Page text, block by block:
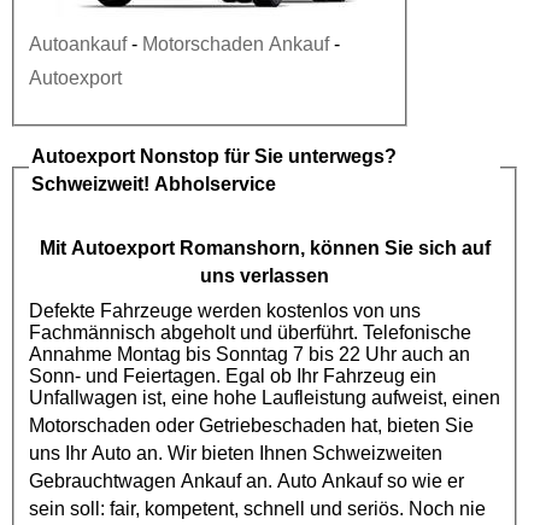
Autoankauf- Motorschaden Ankauf-
Autoexport
Autoexport Nonstop für Sie unterwegs?
Schweizweit! Abholservice
Mit AutoexportRomanshorn, können Sie sich auf
uns verlassen
Defekte Fahrzeuge werden kostenlos von uns
Fachmännisch abgeholt und überführt. Telefonische
Annahme Montag bis Sonntag 7 bis 22 Uhr auch an
Sonn- und Feiertagen. Egal ob Ihr Fahrzeug ein
Unfallwagen ist, eine hohe Laufleistung aufweist, einen
Motorschaden oder Getriebeschaden hat, bieten Sie
uns Ihr Auto an. Wir bieten Ihnen Schweizweiten
Gebrauchtwagen Ankaufan. Auto Ankauf so wie er
sein soll: fair, kompetent, schnell und seriös. Noch nie